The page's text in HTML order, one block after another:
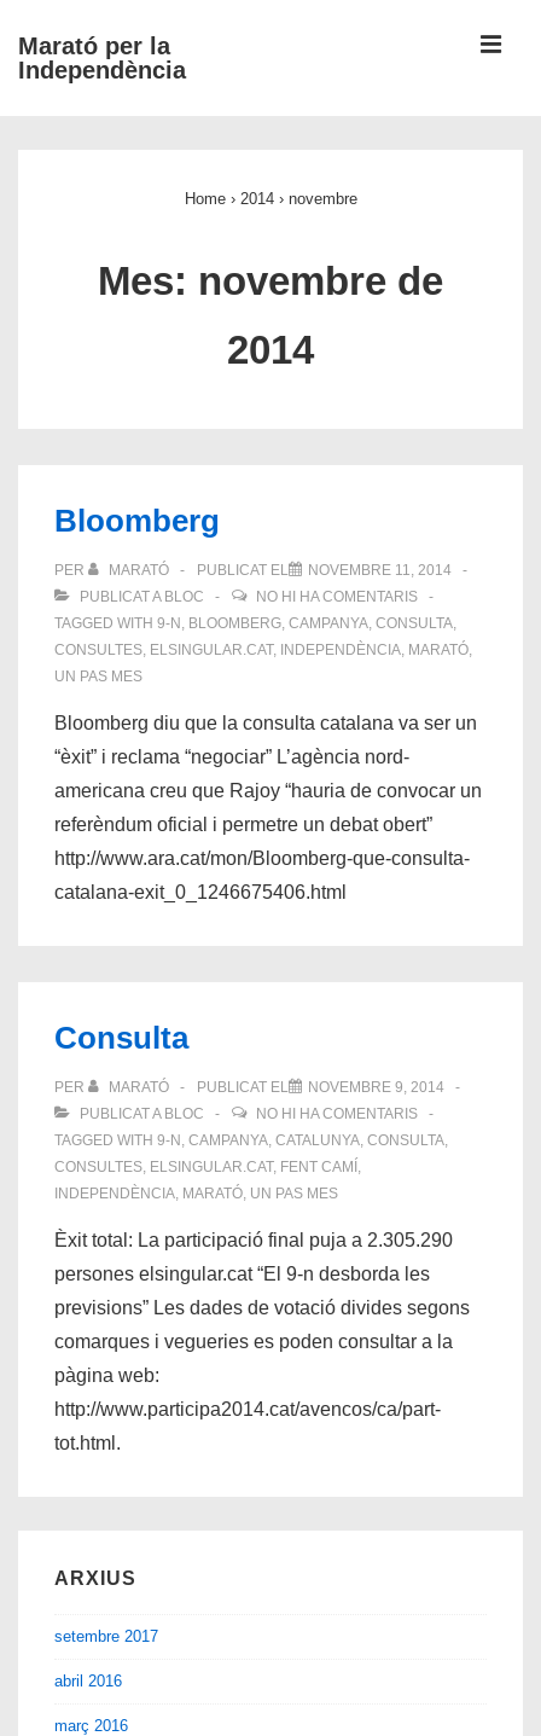
SaltaMarató per la
Independència
Home › 2014 › novembre
Mes: novembre de
2014
Bloomberg
PER MARATÓ PUBLICAT EL
NOVEMBRE 11, 2014
PUBLICAT A BLOC
NO HI HA COMENTARIS
TAGGED WITH 9-N , BLOOMBERG, CAMPANYA, CONSULTA,
CONSULTES, ELSINGULAR.CAT, INDEPENDÈNCIA, MARATÓ,
UN PAS MES
Bloomberg diu que la consulta catalana va ser un
“èxit” i reclama “negociar” L’agència nord-
americana creu que Rajoy “hauria de convocar un
referèndum oficial i permetre un debat obert”
http://www.ara.cat/mon/Bloomberg-que-consulta-
catalana-exit_0_1246675406.html
Consulta
PER MARATÓ PUBLICAT EL
NOVEMBRE 9, 2014
PUBLICAT A BLOC
NO HI HA COMENTARIS
TAGGED WITH 9-N , CAMPANYA, CATALUNYA, CONSULTA,
CONSULTES, ELSINGULAR.CAT, FENT CAMÍ ,
INDEPENDÈNCIA, MARATÓ, UN PAS MES
Èxit total: La participació final puja a 2.305.290
persones elsingular.cat “El 9-n desborda les
previsions” Les dades de votació divides segons
comarques i vegueries es poden consultar a la
pàgina web:
http://www.participa2014.cat/avencos/ca/part-
tot.html.
ARXIUS
setembre 2017
abril 2016
març 2016